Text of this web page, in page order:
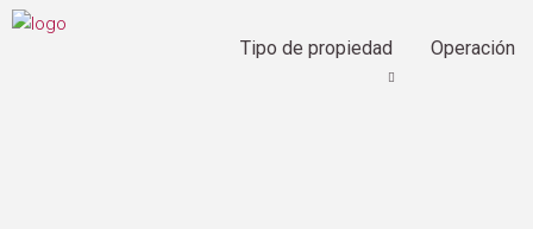
Tipo de propiedad Operación